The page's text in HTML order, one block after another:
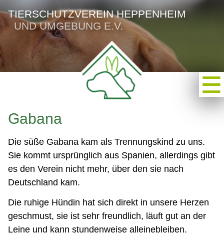
TIERSCHUTZVEREIN HEPPENHEIM
UND UMGEBUNG E.V.
Gabana
Die süße Gabana kam als Trennungskind zu uns.
Sie kommt ursprünglich aus Spanien, allerdings gibt
es den Verein nicht mehr, über den sie nach
Deutschland kam.
Die ruhige Hündin hat sich direkt in unsere Herzen
geschmust, sie ist sehr freundlich, läuft gut an der
Leine und kann stundenweise alleinebleiben.